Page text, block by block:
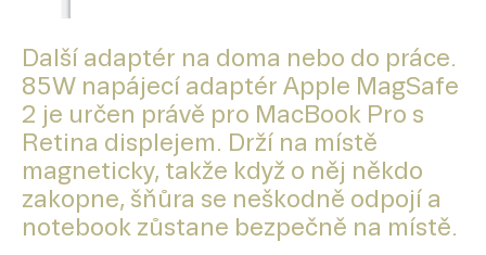
Další adaptér na doma nebo do práce.
85W napájecí adaptér Apple MagSafe
2 je určen právě pro MacBook Pro s
Retina displejem. Drží na místě
magneticky, takže když o něj někdo
zakopne, šňůra se neškodně odpojí a
notebook zůstane bezpečně na místě.